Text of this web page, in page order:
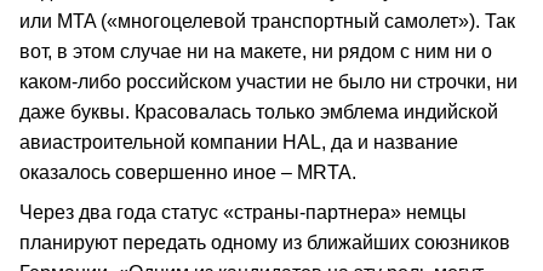
или MTA («многоцелевой транспортный самолет»). Так
вот, в этом случае ни на макете, ни рядом с ним ни о
каком-либо российском участии не было ни строчки, ни
даже буквы. Красовалась только эмблема индийской
авиастроительной компании HAL, да и название
оказалось совершенно иное – MRTA.
Через два года статус «страны-партнера» немцы
планируют передать одному из ближайших союзников